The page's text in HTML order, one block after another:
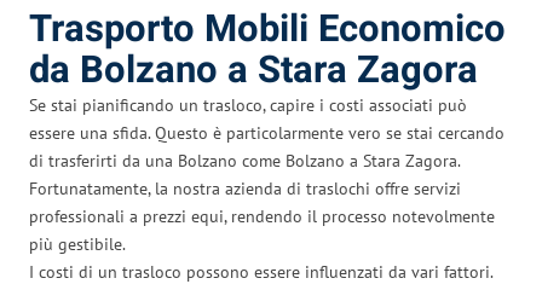
Trasporto Mobili Economico
da Bolzano a Stara Zagora
Se stai pianificando un trasloco, capire i costi associati può
essere una sfida. Questo è particolarmente vero se stai cercando
di trasferirti da una Bolzano come Bolzano a Stara Zagora.
Fortunatamente, la nostra azienda di traslochi offre servizi
professionali a prezzi equi, rendendo il processo notevolmente
più gestibile.
I costi di un trasloco possono essere influenzati da vari fattori.